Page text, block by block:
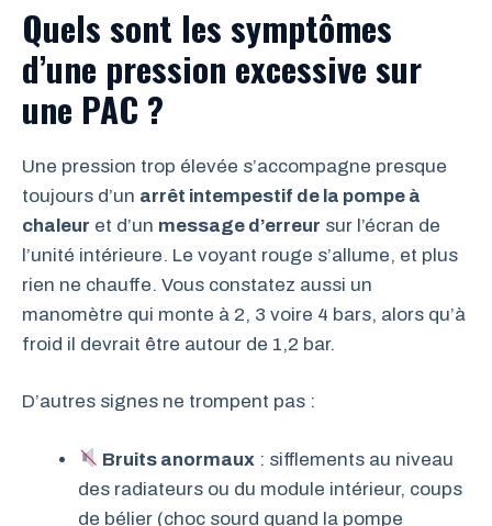
Quels sont les symptômes
d’une pression excessive sur
une PAC ?
Une pression trop élevée s’accompagne presque
toujours d’un arrêt intempestif de la pompe à
chaleur et d’un message d’erreur sur l’écran de
l’unité intérieure. Le voyant rouge s’allume, et plus
rien ne chauffe. Vous constatez aussi un
manomètre qui monte à 2, 3 voire 4 bars, alors qu’à
froid il devrait être autour de 1,2 bar.
D’autres signes ne trompent pas :
Bruits anormaux : sifflements au niveau
des radiateurs ou du module intérieur, coups
de bélier (choc sourd quand la pompe